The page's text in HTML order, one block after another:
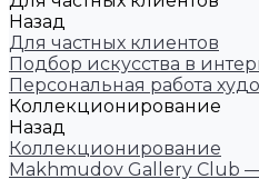
Назад
Для частных клиентов
Подбор искусства в
Персональная работа
Коллекционирование
Назад
Коллекционирование
Makhmudov Gallery Club